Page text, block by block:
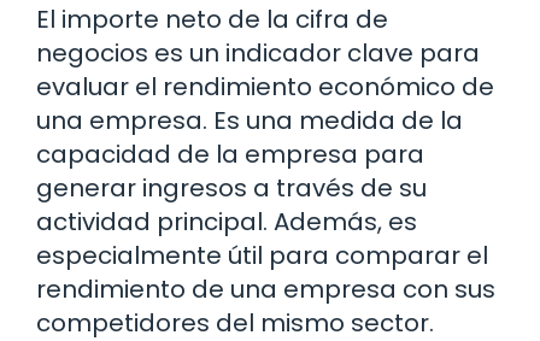
El importe neto de la cifra de
negocios es un indicador clave para
evaluar el rendimiento económico de
una empresa. Es una medida de la
capacidad de la empresa para
generar ingresos a través de su
actividad principal. Además, es
especialmente útil para comparar el
rendimiento de una empresa con sus
competidores del mismo sector.